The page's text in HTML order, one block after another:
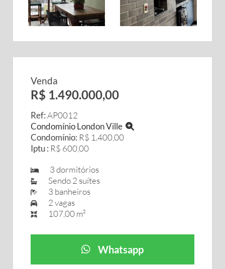
Venda
R$ 1.490.000,00
Ref:AP0012
Condomínio London Ville
Condomínio: R$ 1.400,00
Iptu : R$ 600,00
3 dormitórios
Sendo 2 suítes
3 banheiros
2 vagas
107,00 m²
Whatsapp